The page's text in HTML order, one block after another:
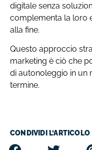
digitale senza
complementa la loro
alla fine.
Questo approccio
marketing è ciò che
di autonoleggio in un
termine.
CONDIVIDI L’ARTICOLO